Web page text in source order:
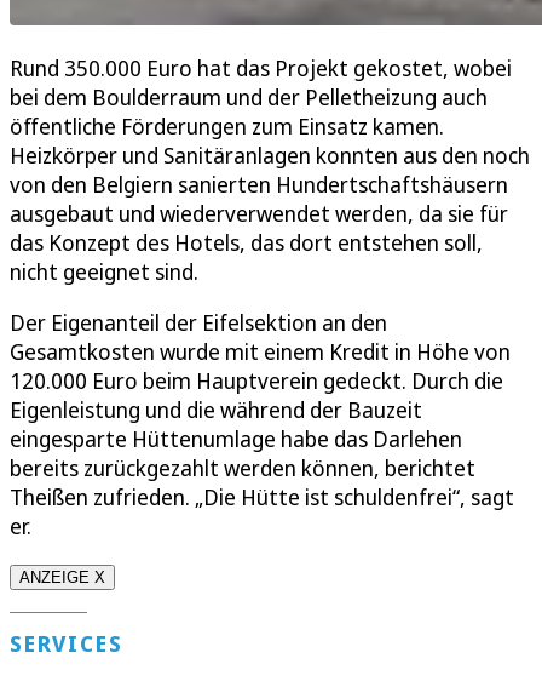
Rund 350.000 Euro hat das Projekt gekostet, wobei
bei dem Boulderraum und der Pelletheizung auch
öffentliche Förderungen zum Einsatz kamen.
Heizkörper und Sanitäranlagen konnten aus den noch
von den Belgiern sanierten Hundertschaftshäusern
ausgebaut und wiederverwendet werden, da sie für
das Konzept des Hotels, das dort entstehen soll,
nicht geeignet sind.
Der Eigenanteil der Eifelsektion an den
Gesamtkosten wurde mit einem Kredit in Höhe von
120.000 Euro beim Hauptverein gedeckt. Durch die
Eigenleistung und die während der Bauzeit
eingesparte Hüttenumlage habe das Darlehen
bereits zurückgezahlt werden können, berichtet
Theißen zufrieden. „Die Hütte ist schuldenfrei“, sagt
er.
ANZEIGE X
SERVICES